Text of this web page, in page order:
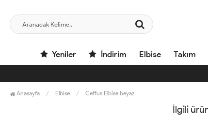
Yeniler İndirim Elbise Takım
Anasayfa Elbise Ceffus Elbise beyaz
İlgili